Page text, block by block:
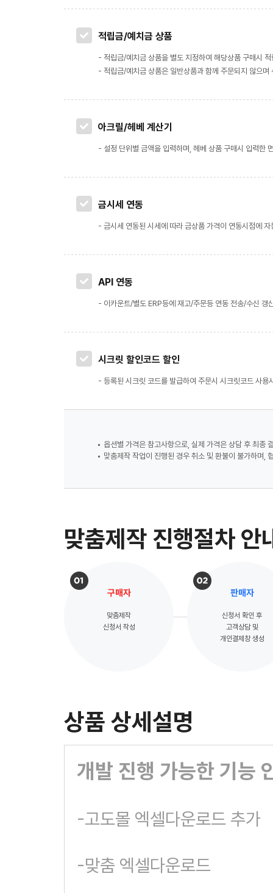
적립금/예치금 상품
- 적립금/예치금 상품을 별도 지정하여 해당상품 구매시
- 적립금/예치금 상품은 일반상품과 함께 주문되지 않으며
아크릴/헤베 계산기
- 설정 단위별 금액을 입력하며, 헤베 상품 구매시 입력한
금시세 연동
- 금시세 연동된 시세에 따라 금상품 가격이 연동시점에 자
API 연동
- 이카운트/별도 ERP등에 재고/주문등 연동 전송/수신 갱
시크릿 할인코드 할인
- 등록된 시크릿 코드를 발급하여 주문시 시크릿코드 사용
옵션별 가격은 참고사항으로, 실제 가격은 상담 후 최종
맞춤제작 작업이 진행된 경우 취소 및 환불이 불가하며,
맞춤제작 진행절차 안
구매자
맞춤제작
신청서 작성
판매자
신청서 확인 후
고객상담 및
개인결제창 생성
상품 상세설명
개발 진행 가능한 기능
-고도몰 엑셀다운로드 추가
-맞춤 엑셀다운로드